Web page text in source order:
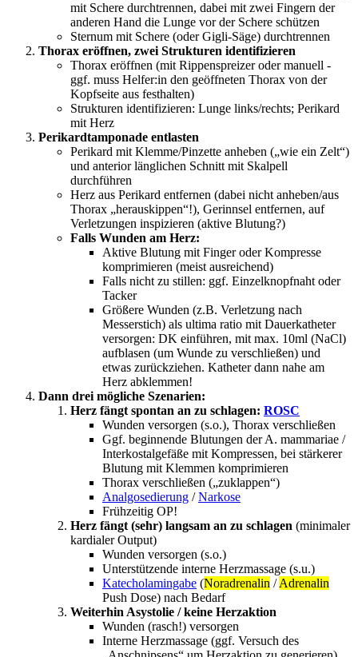
mit Schere durchtrennen, dabei mit zwei Fingern der
anderen Hand die Lunge vor der Schere schützen
Sternum mit Schere (oder Gigli-Säge) durchtrennen
Thorax eröffnen, zwei Strukturen identifizieren
Thorax eröffnen (mit Rippenspreizer oder manuell -
ggf. muss Helfer:in den geöffneten Thorax von der
Kopfseite aus festhalten)
Strukturen identifizieren: Lunge links/rechts; Perikard
mit Herz
Perikardtamponade entlasten
Perikard mit Klemme/Pinzette anheben („wie ein Zelt“)
und anterior länglichen Schnitt mit Skalpell
durchführen
Herz aus Perikard entfernen (dabei nicht anheben/aus
Thorax „herauskippen“!), Gerinnsel entfernen, auf
Verletzungen inspizieren (aktive Blutung?)
Falls Wunden am Herz:
Aktive Blutung mit Finger oder Kompresse
komprimieren (meist ausreichend)
Falls nicht zu stillen: ggf. Einzelknopfnaht oder
Tacker
Größere Wunden (z.B. Verletzung nach
Messerstich) als ultima ratio mit Dauerkatheter
versorgen: DK einführen, mit max. 10ml (NaCl)
aufblasen (um Wunde zu verschließen) und
etwas zurückziehen. Katheter dann nahe am
Herz abklemmen!
Dann drei mögliche Szenarien:
Herz fängt spontan an zu schlagen: ROSC
Wunden versorgen (s.o.), Thorax verschließen
Ggf. beginnende Blutungen der A. mammariae /
Interkostalgefäße mit Kompressen, bei stärkerer
Blutung mit Klemmen komprimieren
Thorax verschließen („zuklappen“)
Analgosedierung /Narkose
Frühzeitig OP!
Herz fängt (sehr) langsam an zu schlagen (minimaler
kardialer Output)
Wunden versorgen (s.o.)
Unterstützende interne Herzmassage (s.u.)
Katecholamingabe (Noradrenalin /Adrenalin
Push Dose) nach Bedarf
Weiterhin Asystolie / keine Herzaktion
Wunden (rasch!) versorgen
Interne Herzmassage (ggf. Versuch des